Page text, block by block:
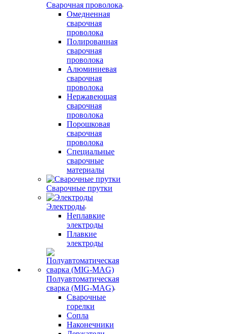
Сварочная проволока
Омедненная
сварочная
проволока
Полированная
сварочная
проволока
Алюминиевая
сварочная
проволока
Нержавеющая
сварочная
проволока
Порошковая
сварочная
проволока
Специальные
сварочные
материалы
Сварочные прутки
Электроды
Неплавкие
электроды
Плавкие
электроды
Полуавтоматическая
сварка (MIG-MAG)
Сварочные
горелки
Сопла
Наконечники